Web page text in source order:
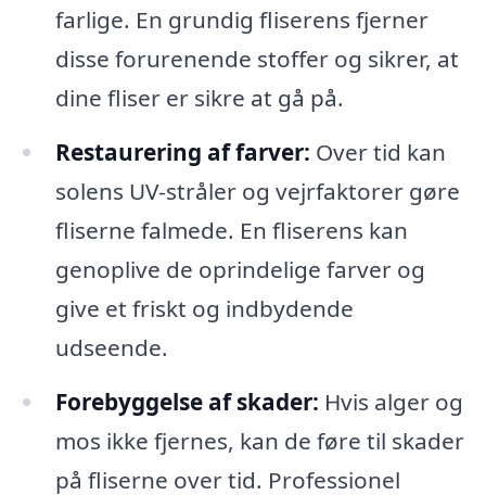
farlige. En grundig fliserens fjerner
disse forurenende stoffer og sikrer, at
dine fliser er sikre at gå på.
Restaurering af farver: Over tid kan
solens UV-stråler og vejrfaktorer gøre
fliserne falmede. En fliserens kan
genoplive de oprindelige farver og
give et friskt og indbydende
udseende.
Forebyggelse af skader: Hvis alger og
mos ikke fjernes, kan de føre til skader
på fliserne over tid. Professionel